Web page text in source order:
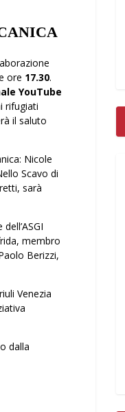
ore 17.30.
YouTube
rifugiati
il saluto
Nicole
Scavo di
sarà
membro
Berizzi,
Venezia
dalla